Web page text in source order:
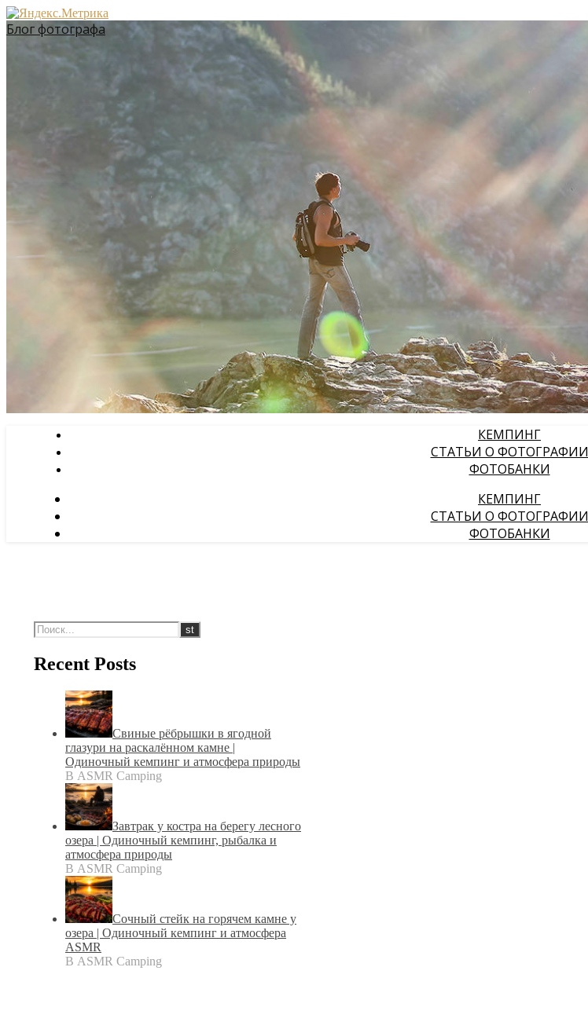
Блог фотографа
КЕМПИНГ
СТАТЬИ О ФОТОГРАФИИ
ФОТОБАНКИ
КЕМПИНГ
СТАТЬИ О ФОТОГРАФИИ
ФОТОБАНКИ
Recent Posts
Свиные рёбрышки в ягодной
глазури на раскалённом камне |
Одиночный кемпинг и атмосфера природы
В ASMR Camping
Завтрак у костра на берегу лесного
озера | Одиночный кемпинг, рыбалка и
атмосфера природы
В ASMR Camping
Сочный стейк на горячем камне у
озера | Одиночный кемпинг и атмосфера
ASMR
В ASMR Camping